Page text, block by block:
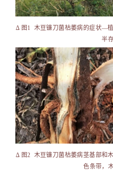
∆ 图1 木豆镰刀菌枯萎病的症状—
半
∆ 图2 木豆镰刀菌枯萎病茎基部和
色条带，